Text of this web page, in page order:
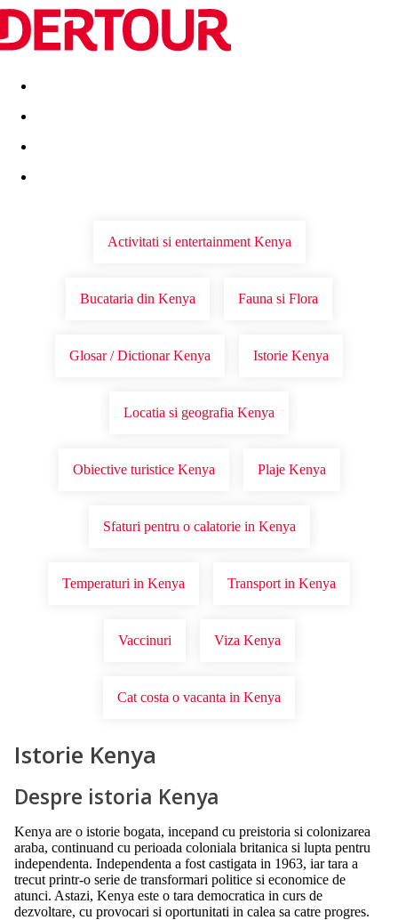
Destinatii Vacanta perfecta OFERTE DE NERATAT
Activitati si entertainment Kenya
Bucataria din Kenya Fauna si Flora
Glosar / Dictionar Kenya Istorie Kenya
Locatia si geografia Kenya
Obiective turistice Kenya Plaje Kenya
Sfaturi pentru o calatorie in Kenya
Temperaturi in Kenya Transport in Kenya
Vaccinuri Viza Kenya
Cat costa o vacanta in Kenya
Istorie Kenya
Despre istoria Kenya
Kenya are o istorie bogata, incepand cu preistoria si colonizarea
araba, continuand cu perioada coloniala britanica si lupta pentru
independenta. Independenta a fost castigata in 1963, iar tara a
trecut printr-o serie de transformari politice si economice de
atunci. Astazi, Kenya este o tara democratica in curs de
dezvoltare, cu provocari si oportunitati in calea sa catre progres.